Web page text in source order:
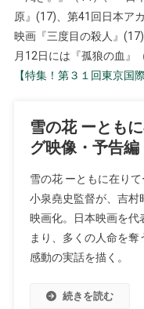
原』(17)、第41回日本ア
映画『三度目の殺人』
月12日には『孤狼の血』
【特集！第３１回東京国
雪の花 ーとも
グ映像・予告編
雪の花 ーともに在り
小泉堯史監督が、吉村
映画化。日本映画を代
まり、多くの人命を
感動の実話を描く。
続きを読む